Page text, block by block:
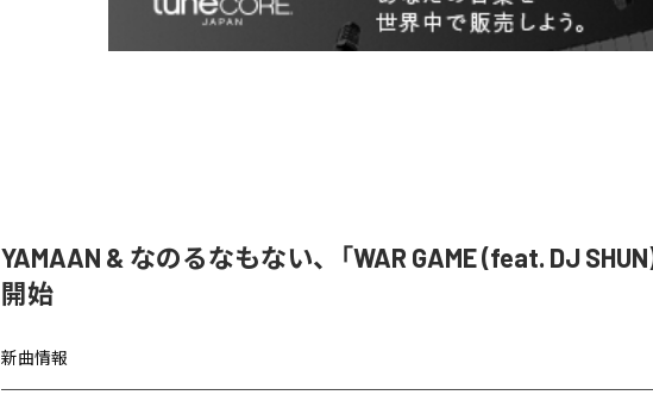
YAMAAN & なのるなもない、「WAR GAME (feat. DJ
開始
新曲情報